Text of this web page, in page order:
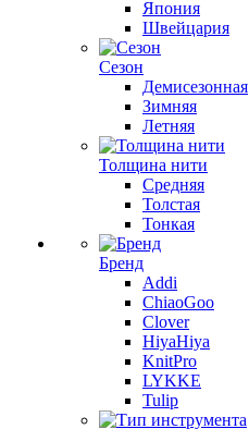
Япония
Швейцария
Сезон
Демисезонная
Зимняя
Летняя
Толщина нити
Средняя
Толстая
Тонкая
Бренд
Addi
ChiaoGoo
Clover
HiyaHiya
KnitPro
LYKKE
Tulip